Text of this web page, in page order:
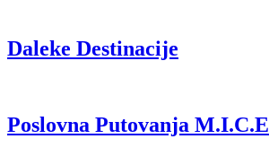
Daleke Destinacije
Poslovna Putovanja M.I.C.E